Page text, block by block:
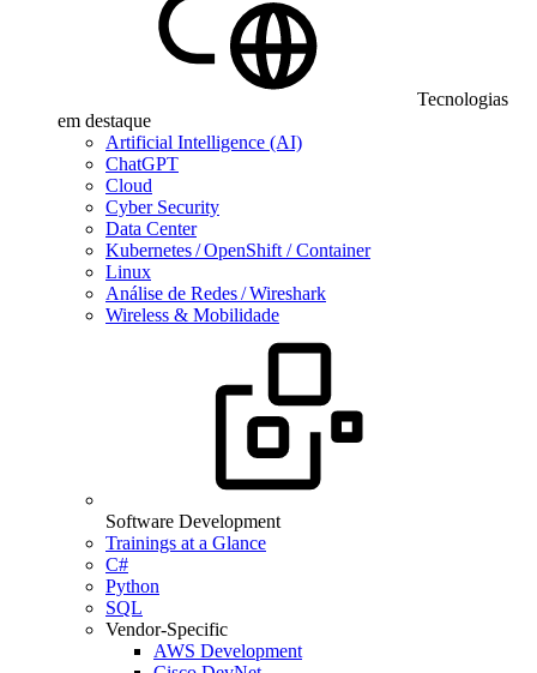
Tecnologias
em destaque
Artificial Intelligence (AI)
ChatGPT
Cloud
Cyber Security
Data Center
Kubernetes / OpenShift / Container
Linux
Análise de Redes / Wireshark
Wireless & Mobilidade
Software Development
Trainings at a Glance
C#
Python
SQL
Vendor-Specific
AWS Development